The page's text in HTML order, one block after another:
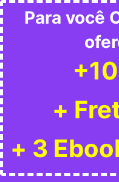
Para você
+
+ 3